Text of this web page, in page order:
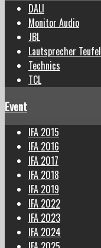
DALI
Monitor Audio
JBL
Lautsprecher Teufel
Technics
TCL
Event
IFA 2015
IFA 2016
IFA 2017
IFA 2018
IFA 2019
IFA 2022
IFA 2023
IFA 2024